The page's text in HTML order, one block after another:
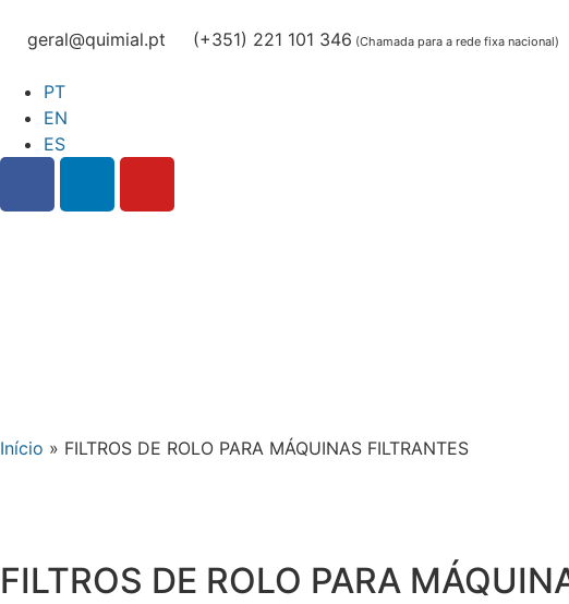
geral@quimial.pt (+351) 221 101 346 (Chamada para a rede fixa nacional)
PT
EN
ES
Início » FILTROS DE ROLO PARA MÁQUINAS FILTRANTES
FILTROS DE ROLO PARA